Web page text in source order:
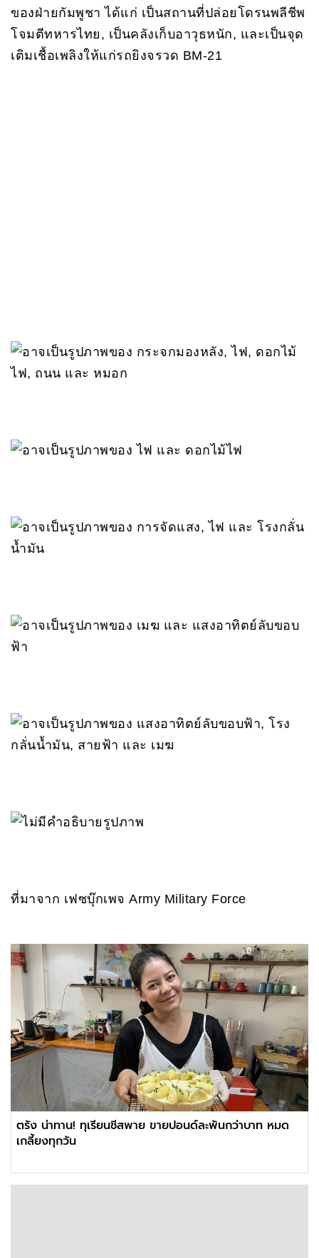
ของฝ่ายกัมพูชา ได้แก่ เป็นสถานที่ปล่อยโดรนพลีชีพ
โจมตีทหารไทย, เป็นคลังเก็บอาวุธหนัก, และเป็นจุด
เติมเชื้อเพลิงให้แก่รถยิงจรวด BM-21
ที่มาจาก เฟซบุ๊กเพจ Army Military Force
ตรัง น่าทาน! ทุเรียนชีสพาย ขายปอนด์ละพันกว่าบาท หมด
เกลี้ยงทุกวัน